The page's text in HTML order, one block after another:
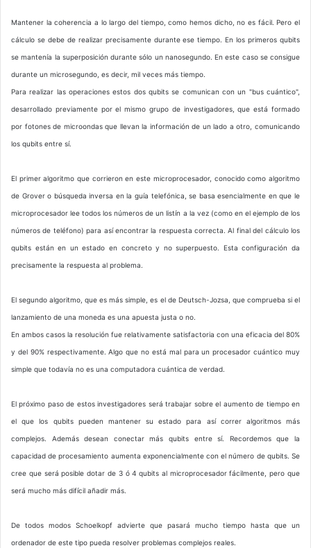
Mantener la coherencia a lo largo del tiempo, como hemos dicho, no es fácil. Pero el
cálculo se debe de realizar precisamente durante ese tiempo. En los primeros qubits
se mantenía la superposición durante sólo un nanosegundo. En este caso se consigue
durante un microsegundo, es decir, mil veces más tiempo.
Para realizar las operaciones estos dos qubits se comunican con un "bus cuántico",
desarrollado previamente por el mismo grupo de investigadores, que está formado
por fotones de microondas que llevan la información de un lado a otro, comunicando
los qubits entre sí.
El primer algoritmo que corrieron en este microprocesador, conocido como algoritmo
de Grover o búsqueda inversa en la guía telefónica, se basa esencialmente en que le
microprocesador lee todos los números de un listín a la vez (como en el ejemplo de los
números de teléfono) para así encontrar la respuesta correcta. Al final del cálculo los
qubits están en un estado en concreto y no superpuesto. Esta configuración da
precisamente la respuesta al problema.
El segundo algoritmo, que es más simple, es el de Deutsch-Jozsa, que comprueba si el
lanzamiento de una moneda es una apuesta justa o no.
En ambos casos la resolución fue relativamente satisfactoria con una eficacia del 80%
y del 90% respectivamente. Algo que no está mal para un procesador cuántico muy
simple que todavía no es una computadora cuántica de verdad.
El próximo paso de estos investigadores será trabajar sobre el aumento de tiempo en
el que los qubits pueden mantener su estado para así correr algoritmos más
complejos. Además desean conectar más qubits entre sí. Recordemos que la
capacidad de procesamiento aumenta exponencialmente con el número de qubits. Se
cree que será posible dotar de 3 ó 4 qubits al microprocesador fácilmente, pero que
será mucho más difícil añadir más.
De todos modos Schoelkopf advierte que pasará mucho tiempo hasta que un
ordenador de este tipo pueda resolver problemas complejos reales.